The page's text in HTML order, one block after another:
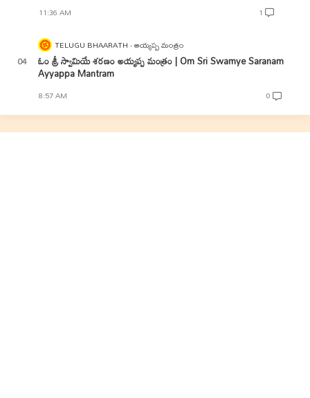
11:36 AM 1
TELUGU BHAARATH అయ్యప్ప మంత్రం
ఓం శ్రీ స్వామియే శరణం అయ్యప్ప మంత్రం | Om Sri Swamye Saranam
Ayyappa Mantram
8:57 AM 0